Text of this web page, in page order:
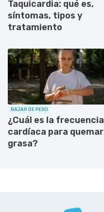
Taquicardia: qué es,
síntomas, tipos y
tratamiento
BAJAR DE PESO
¿Cuál es la frecuencia
cardíaca para quemar
grasa?